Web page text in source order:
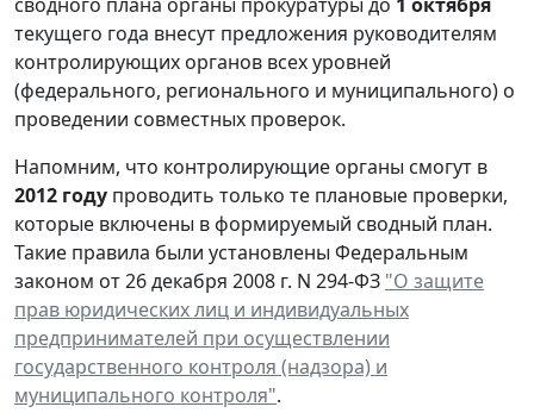
текущего года внесут предложения руководителям
контролирующих органов всех уровней
(федерального, регионального и муниципального) о
проведении совместных проверок.
Напомним, что контролирующие органы смогут в
2012 году проводить только те плановые проверки,
которые включены в формируемый сводный план.
Такие правила были установлены Федеральным
законом от 26 декабря 2008 г. N 294-ФЗ "О защите
прав юридических лиц и индивидуальных
предпринимателей при осуществлении
государственного контроля (надзора) и
муниципального контроля".